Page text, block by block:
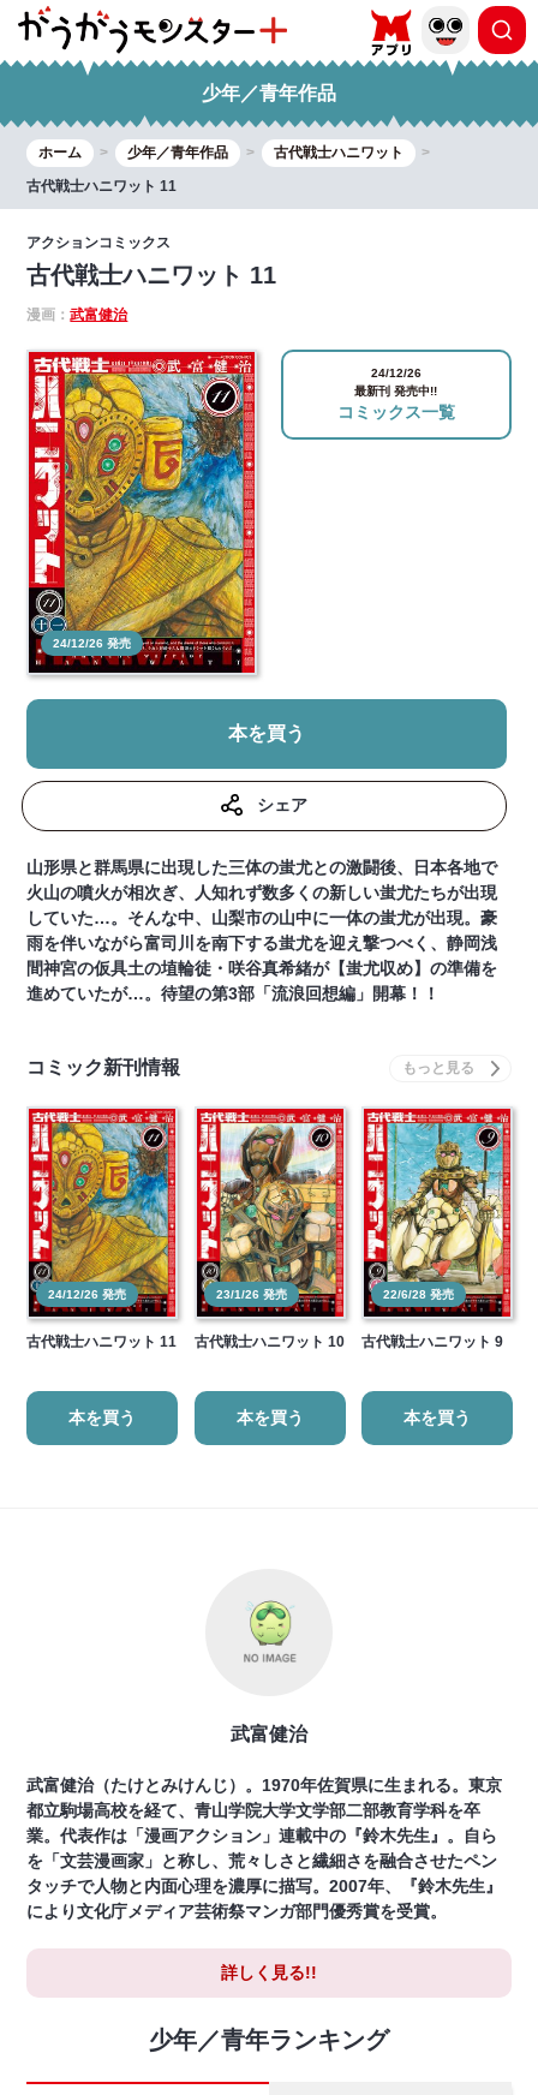
少年／青年作品
ホーム 少年／青年作品
古代戦士ハニワット
古代戦士ハニワット 11
アクションコミックス
古代戦士ハニワット 11
漫画：武富健治
24/12/26 発売
24/12/26
最新刊 発売中!!
コミックス一覧
本を買う
シェア
山形県と群馬県に出現した三体の蚩尤との激闘後、日本各地で
火山の噴火が相次ぎ、人知れず数多くの新しい蚩尤たちが出現
していた…。そんな中、山梨市の山中に一体の蚩尤が出現。豪
雨を伴いながら富司川を南下する蚩尤を迎え撃つべく、静岡浅
間神宮の仮具土の埴輪徒・咲谷真希緒が【蚩尤収め】の準備を
進めていたが…。待望の第3部「流浪回想編」開幕！！
コミック新刊情報
24/12/26 発売
古代戦士ハニワット 11
本を買う
23/1/26 発売
古代戦士ハニワット 10
本を買う
22/6/28 発売
古代戦士ハニワット 9
本を買う
武富健治
武富健治（たけとみけんじ）。1970年佐賀県に生まれる。東京
都立駒場高校を経て、青山学院大学文学部二部教育学科を卒
業。代表作は「漫画アクション」連載中の『鈴木先生』。自ら
を「文芸漫画家」と称し、荒々しさと繊細さを融合させたペン
タッチで人物と内面心理を濃厚に描写。2007年、『鈴木先生』
により文化庁メディア芸術祭マンガ部門優秀賞を受賞。
詳しく見る!!
少年／青年ランキング